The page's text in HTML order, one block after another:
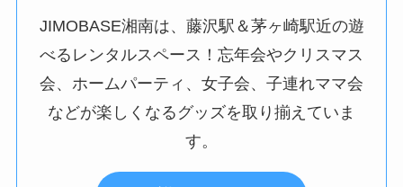
JIMOBASE湘南は、藤沢駅＆茅ヶ崎駅近の遊
べるレンタルスペース！忘年会やクリスマス
会、ホームパーティ、女子会、子連れママ会
などが楽しくなるグッズを取り揃えていま
す。